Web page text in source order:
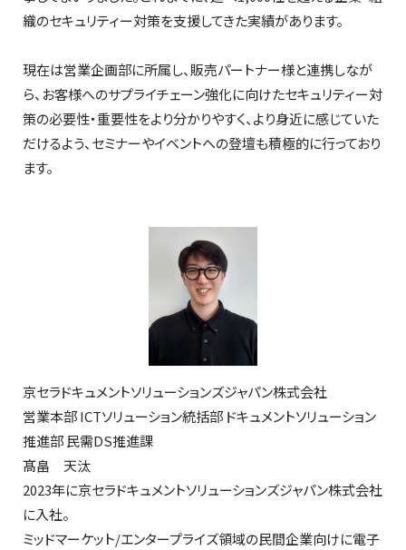
織のセキュリティー対策を支援してきた実績があります。
現在は営業企画部に所属し、販売パートナー様と連携しなが
ら、お客様へのサプライチェーン強化に向けたセキュリティー対
策の必要性・重要性をより分かりやすく、より身近に感じていた
だけるよう、セミナーやイベントへの登壇も積極的に行っており
ます。
京セラドキュメントソリューションズジャパン株式会社
営業本部 ICTソリューション統括部 ドキュメントソリューション
推進部 民需DS推進課
髙畠 天汰
2023年に京セラドキュメントソリューションズジャパン株式会社
に入社。
ミッドマーケット/エンタープライズ領域の民間企業向けに電子